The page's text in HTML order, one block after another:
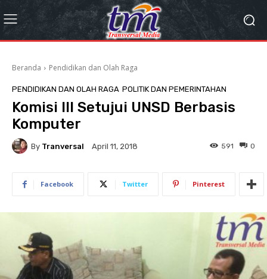
Beranda Pendidikan dan Olah Raga
PENDIDIKAN DAN OLAH RAGA POLITIK DAN PEMERINTAHAN
Komisi III Setujui UNSD Berbasis
Komputer
By Tranversal April 11, 2018 0
591
Facebook Twitter Pinterest